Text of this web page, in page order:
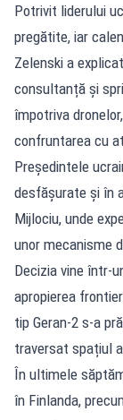
Potrivit liderului
pregătite, iar
Zelenski a
consultanță și
împotriva
confruntarea cu
Președintele
desfășurate și în
Mijlociu, unde
unor mecanisme
Decizia vine într-
apropierea
tip Geran-2 s-a
traversat spațiul
În ultimele
în Finlanda,